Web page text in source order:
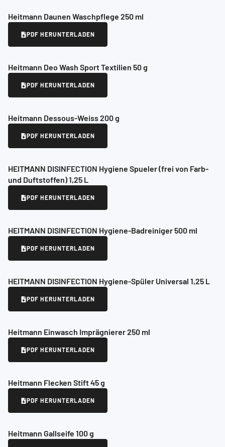
Heitmann Daunen Waschpflege 250 ml
PDF HERUNTERLADEN
Heitmann Deo Wash Sport Textilien 50 g
PDF HERUNTERLADEN
Heitmann Dessous-Weiss 200 g
PDF HERUNTERLADEN
HEITMANN DISINFECTION Hygiene Spueler (frei von Farb-
und Duftstoffen) 1,25 L
PDF HERUNTERLADEN
HEITMANN DISINFECTION Hygiene-Badreiniger 500 ml
PDF HERUNTERLADEN
HEITMANN DISINFECTION Hygiene-Spüler Universal 1,25 L
PDF HERUNTERLADEN
Heitmann Einwasch Imprägnierer 250 ml
PDF HERUNTERLADEN
Heitmann Flecken Stift 45 g
PDF HERUNTERLADEN
Heitmann Gallseife 100 g